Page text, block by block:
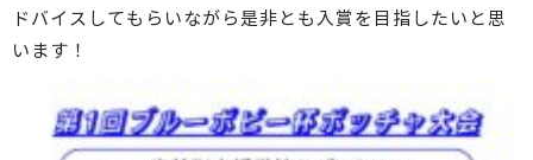
ドバイスしてもらいながら是非とも入賞を目指したいと思
います！